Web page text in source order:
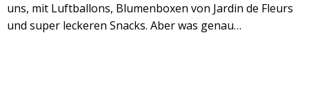
uns, mit Luftballons, Blumenboxen von Jardin de Fleurs
und super leckeren Snacks. Aber was genau…